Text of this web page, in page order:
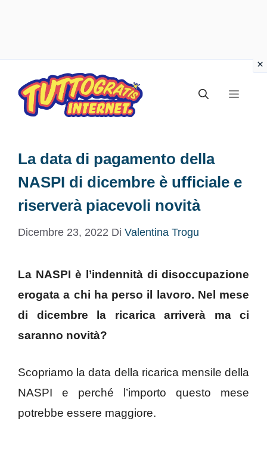
contenuto
Menu
La data di pagamento della
NASPI di dicembre è ufficiale e
riserverà piacevoli novità
Dicembre 23, 2022 Di Valentina Trogu
La NASPI è l’indennità di disoccupazione
erogata a chi ha perso il lavoro. Nel mese
di dicembre la ricarica arriverà ma ci
saranno novità?
Scopriamo la data della ricarica mensile della
NASPI e perché l’importo questo mese
potrebbe essere maggiore.